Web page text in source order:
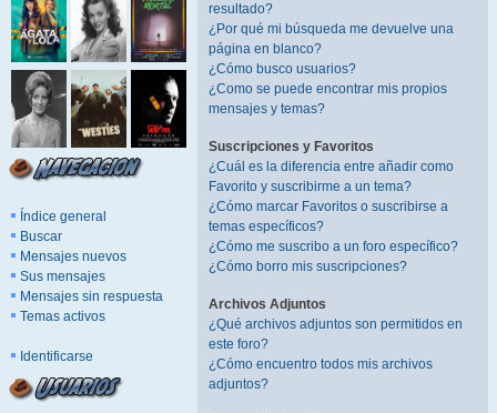
Índice general
Buscar
Mensajes nuevos
Sus mensajes
Mensajes sin respuesta
Temas activos
Identificarse
resultado?
¿Por qué mi búsqueda me devuelve una
página en blanco?
¿Cómo busco usuarios?
¿Como se puede encontrar mis propios
mensajes y temas?
Suscripciones y Favoritos
¿Cuál es la diferencia entre añadir como
Favorito y suscribirme a un tema?
¿Cómo marcar Favoritos o suscribirse a
temas específicos?
¿Cómo me suscribo a un foro específico?
¿Cómo borro mis suscripciones?
Archivos Adjuntos
¿Qué archivos adjuntos son permitidos en
este foro?
¿Cómo encuentro todos mis archivos
adjuntos?